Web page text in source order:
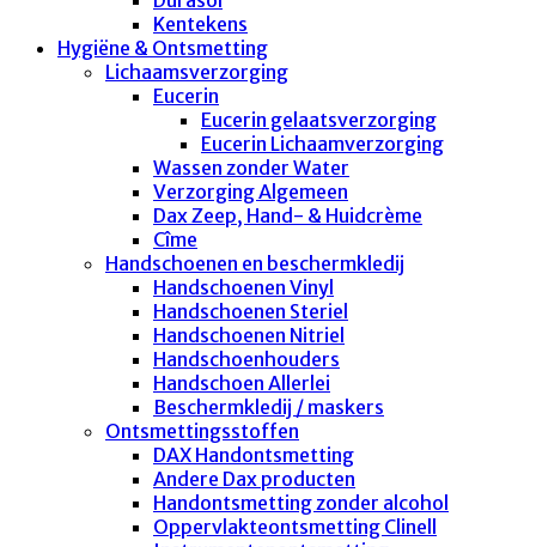
Kentekens
Hygiëne & Ontsmetting
Lichaamsverzorging
Eucerin
Eucerin gelaatsverzorging
Eucerin Lichaamverzorging
Wassen zonder Water
Verzorging Algemeen
Dax Zeep, Hand- & Huidcrème
Cîme
Handschoenen en beschermkledij
Handschoenen Vinyl
Handschoenen Steriel
Handschoenen Nitriel
Handschoenhouders
Handschoen Allerlei
Beschermkledij / maskers
Ontsmettingsstoffen
DAX Handontsmetting
Andere Dax producten
Handontsmetting zonder alcohol
Oppervlakteontsmetting Clinell